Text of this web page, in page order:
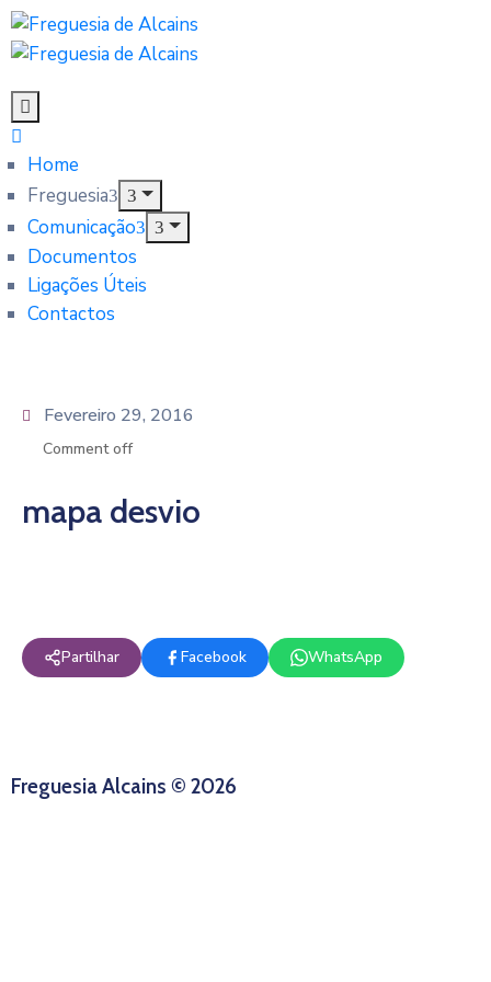
Home
Freguesia
Comunicação
Documentos
Ligações Úteis
Contactos
Fevereiro 29, 2016
Comment off
mapa desvio
Partilhar Facebook WhatsApp
Freguesia Alcains © 2026